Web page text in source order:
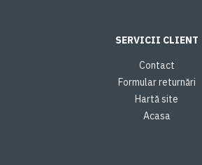
SERVICII CLIENT
Contact
Formular returnări
Hartă site
Acasa